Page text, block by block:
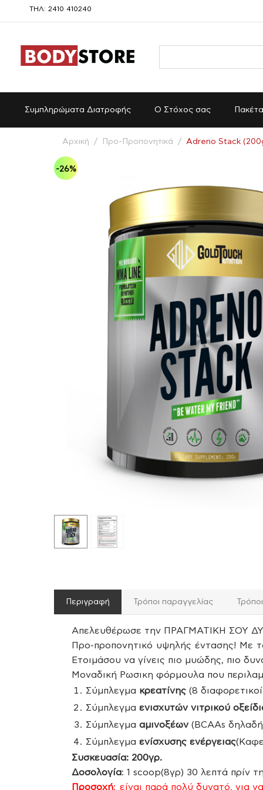
ΤΗΛ: 2410 410240
Συμπληρώματα Διατροφής Ο Στόχος σας
Αρχική / Προ-Προπονητικά / Adreno Stack
-26%
Περιγραφή Τρόποι παραγγελίας
Απελευθέρωσε την ΠΡΑΓΜΑΤΙΚΗ ΣΟΥ
Προ-προπονητικό υψηλής έντασης! Με
Ετοιμάσου να γίνεις πιο μυώδης, πιο
Μοναδική Ρωσικη φόρμουλα που
Σύμπλεγμα κρεατίνης (8
Σύμπλεγμα ενισχυτών νιτρικού
Σύμπλεγμα αμινοξέων(BCAAs
Σύμπλεγμα ενίσχυσης ενέργειας
Συσκευασία: 200γρ.
Δοσολογία: 1 scoop(8γρ) 30 λεπτά πρίν
Προσοχή: είναι παρά πολύ δυνατό, για